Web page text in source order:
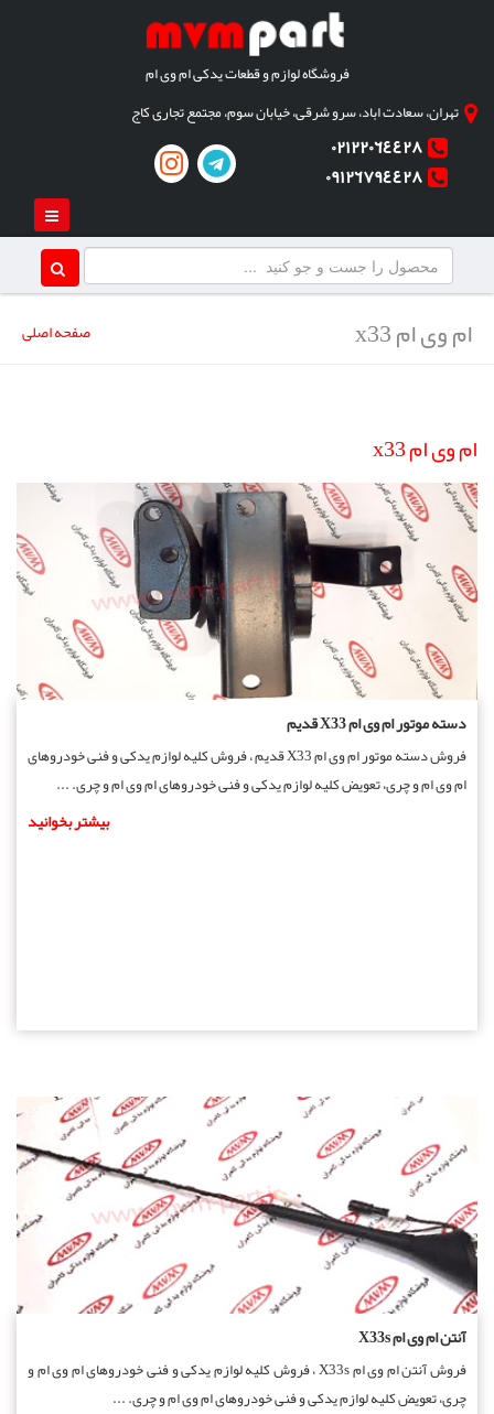
فروشگاه لوازم و قطعات یدکی ام وی ام
تهران، سعادت اباد، سرو شرقی، خیابان سوم، مجتمع تجاری کاج
٠٢١٢٢٠٦٤٤٢٨
٠٩١٢٦٧٩٤٤٢٨
ام وی ام x33 صفحه اصلی
ام وی ام x33
دسته موتور ام وی ام X33 قدیم
فروش دسته موتور ام وی ام X33 قدیم ، فروش کلیه لوازم یدکی و فنی خودروهای
ام وی ام و چری، تعویض کلیه لوازم یدکی و فنی خودروهای ام وی ام و چری. ...
بیشتر بخوانید
آنتن ام وی ام X33s
فروش آنتن ام وی ام X33s ، فروش کلیه لوازم یدکی و فنی خودروهای ام وی ام و
چری، تعویض کلیه لوازم یدکی و فنی خودروهای ام وی ام و چری. ...